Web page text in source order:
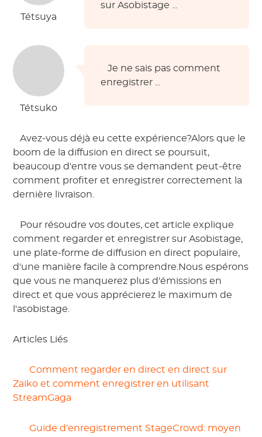
Tétsuya
sur Asobistage ...
Tétsuko
Je ne sais pas comment
enregistrer ...
Avez-vous déjà eu cette expérience?Alors que le
boom de la diffusion en direct se poursuit,
beaucoup d'entre vous se demandent peut-être
comment profiter et enregistrer correctement la
dernière livraison.
Pour résoudre vos doutes, cet article explique
comment regarder et enregistrer sur Asobistage,
une plate-forme de diffusion en direct populaire,
d'une manière facile à comprendre.Nous espérons
que vous ne manquerez plus d'émissions en
direct et que vous apprécierez le maximum de
l'asobistage.
Articles Liés
Comment regarder en direct en direct sur
Zaiko et comment enregistrer en utilisant
StreamGaga
Guide d'enregistrement StageCrowd: moyen